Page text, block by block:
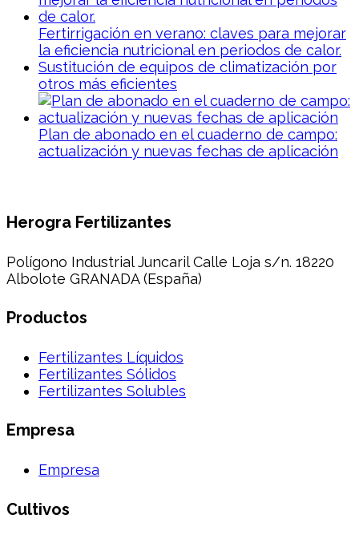
Fertirrigación en verano: claves para mejorar
la eficiencia nutricional en periodos de calor.
Sustitución de equipos de climatización por
otros más eficientes
Plan de abonado en el cuaderno de campo:
actualización y nuevas fechas de aplicación
Herogra Fertilizantes
Polígono Industrial Juncaril Calle Loja s/n. 18220
Albolote GRANADA (España)
Productos
Fertilizantes Líquidos
Fertilizantes Sólidos
Fertilizantes Solubles
Empresa
Empresa
Cultivos